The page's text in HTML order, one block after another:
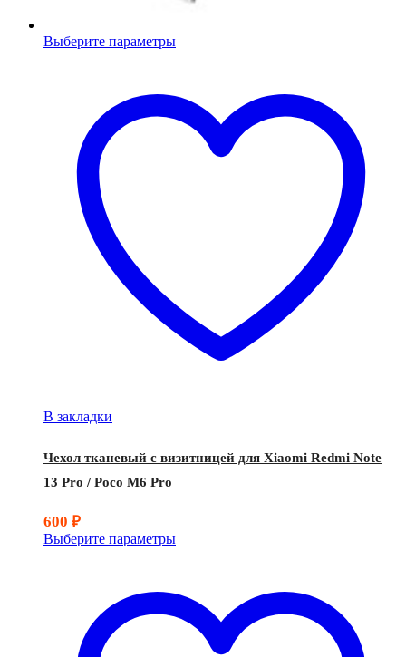
Выберите параметры
В закладки
Чехол тканевый с визитницей для Xiaomi Redmi Note
13 Pro / Poco M6 Pro
600 ₽
Выберите параметры